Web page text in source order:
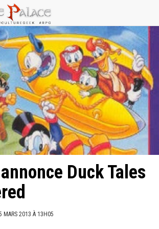
Duck Tales
MARS 2013 À 13H05